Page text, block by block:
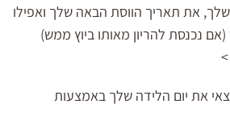
שלך, את תאריך הווסת הבאה שלך ואפילו
נכנסת להריון מאותו ביוץ ממש)
>
את יום הלידה שלך באמצעות